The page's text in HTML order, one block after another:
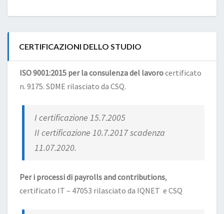
CERTIFICAZIONI DELLO STUDIO
ISO 9001:2015 per la consulenza del lavorocertificato
n. 9175. SDME rilasciato da CSQ.
I certificazione 15.7.2005
II certificazione 10.7.2017 scadenza
11.07.2020.
Per i processi di payrolls and contributions,
certificato IT – 47053 rilasciato da IQNET e CSQ